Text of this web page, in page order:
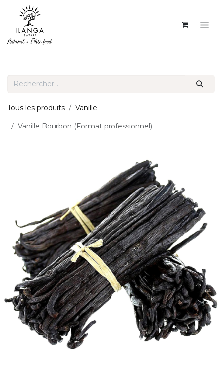
Tous les produits Vanille
Vanille Bourbon (Format professionnel)